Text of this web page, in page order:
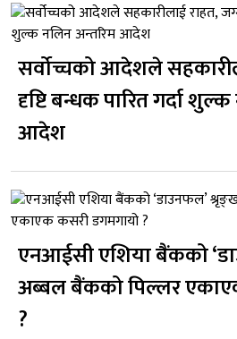
सर्वोच्चको आदेशले
दृष्टि बन्धक पारित गर्दा
आदेश
एनआईसी एशिया बैंकको
अब्बल बैंकको पिल्लर
?